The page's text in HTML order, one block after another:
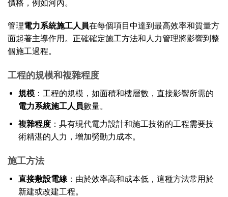
價格，例如河內。
管理電力系統施工人員在每個項目中達到最高效率和質量方
面起著主導作用。正確確定施工方法和人力管理將影響到整
個施工過程。
工程的規模和複雜程度
規模：工程的規模，如面積和樓層數，直接影響所需的
電力系統施工人員數量。
複雜程度：具有現代電力設計和施工技術的工程需要技
術精湛的人力，增加勞動力成本。
施工方法
直接敷設電線：由於效率高和成本低，這種方法常用於
新建或改建工程。